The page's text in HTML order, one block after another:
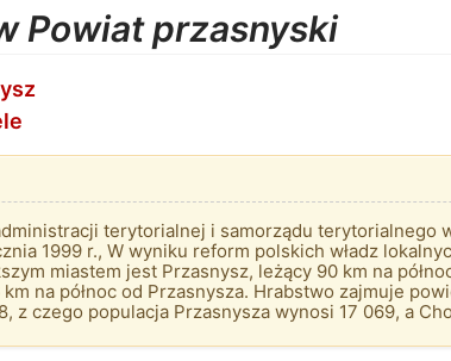
Powiat przasnyski
terytorialnej i samorządu
1999 r., W wyniku reform polskich władz
miastem jest Przasnysz, leżący 90 km na
na północ od Przasnysza. Hrabstwo zajmuje
z czego populacja Przasnysza wynosi 17 069, a